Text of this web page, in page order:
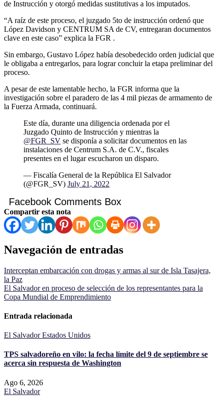
de Instrucción y otorgó medidas sustitutivas a los imputados.
“A raíz de este proceso, el juzgado 5to de instrucción ordenó que
López Davidson y CENTRUM SA de CV, entregaran documentos
clave en este caso” explica la FGR .
Sin embargo, Gustavo López había desobedecido orden judicial que
le obligaba a entregarlos, para lograr concluir la etapa preliminar del
proceso.
A pesar de este lamentable hecho, la FGR informa que la
investigación sobre el paradero de las 4 mil piezas de armamento de
la Fuerza Armada, continuará.
Este día, durante una diligencia ordenada por el
Juzgado Quinto de Instrucción y mientras la
@FGR_SV se disponía a solicitar documentos en las
instalaciones de Centrum S.A. de C.V., fiscales
presentes en el lugar escucharon un disparo.
— Fiscalía General de la República El Salvador
(@FGR_SV) July 21, 2022
Facebook Comments Box
Compartir esta nota
Navegación de entradas
Interceptan embarcación con drogas y armas al sur de Isla Tasajera,
la Paz
El Salvador en proceso de selección de los representantes para la
Copa Mundial de Emprendimiento
Entrada relacionada
El SalvadorEstados Unidos
TPS salvadoreño en vilo: la fecha límite del 9 de septiembre se
acerca sin respuesta de Washington
Ago 6, 2026
El Salvador